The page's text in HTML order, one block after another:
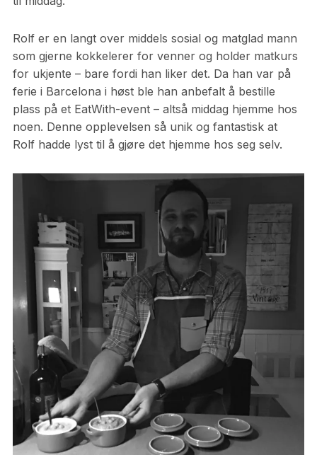
Rolf er en langt over middels sosial og matglad mann
som gjerne kokkelerer for venner og holder matkurs
for ukjente – bare fordi han liker det. Da han var på
ferie i Barcelona i høst ble han anbefalt å bestille
plass på et EatWith-event – altså middag hjemme hos
noen. Denne opplevelsen så unik og fantastisk at
Rolf hadde lyst til å gjøre det hjemme hos seg selv.